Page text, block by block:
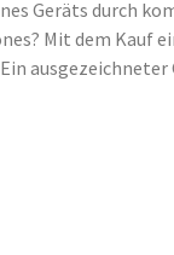
Geräts durch
Mit dem Kauf